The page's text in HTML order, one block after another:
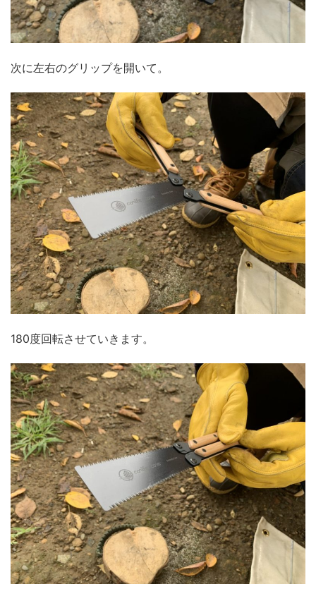
次に左右のグリップを開いて。
180度回転させていきます。